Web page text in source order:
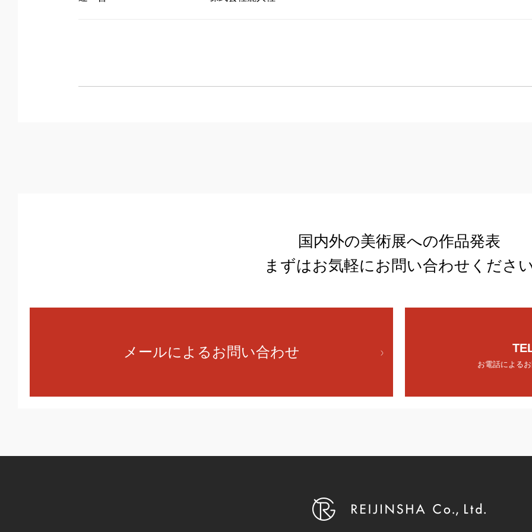
国内外の美術展への作品発表
まずはお気軽にお問い合わせくださ
メールによるお問い合わせ
お電話による